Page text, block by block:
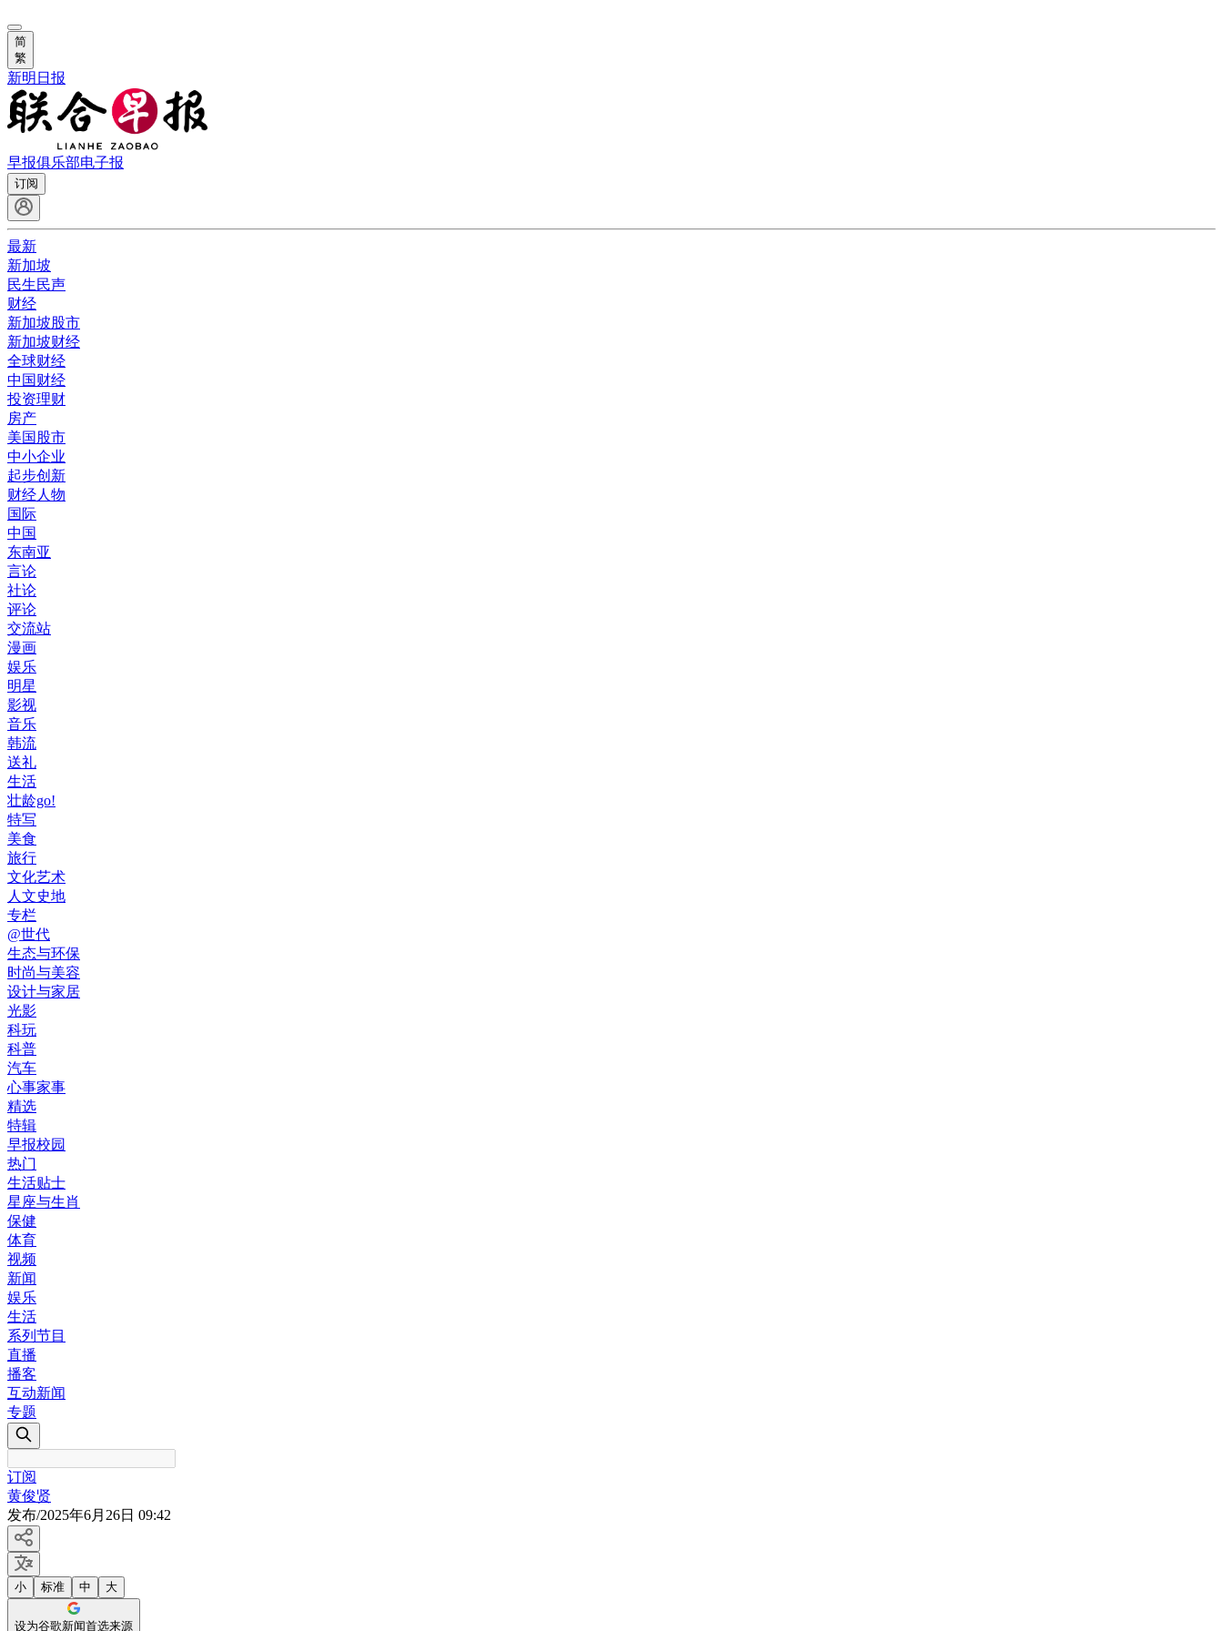
简
繁
新明日报
早报俱乐部电子报
订阅
最新
新加坡
民生民声
财经
新加坡股市
新加坡财经
全球财经
中国财经
投资理财
房产
美国股市
中小企业
起步创新
财经人物
国际
中国
东南亚
言论
社论
评论
交流站
漫画
娱乐
明星
影视
音乐
韩流
送礼
生活
壮龄go!
特写
美食
旅行
文化艺术
人文史地
专栏
@世代
生态与环保
时尚与美容
设计与家居
光影
科玩
科普
汽车
心事家事
精选
特辑
早报校园
热门
生活贴士
星座与生肖
保健
体育
视频
新闻
娱乐
生活
系列节目
直播
播客
互动新闻
专题
订阅
黄俊贤
发布/2025年6月26日 09:42
小 标准 中 大
设为谷歌新闻首选来源